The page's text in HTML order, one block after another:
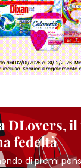
DLovers,
fedeltà
di premi